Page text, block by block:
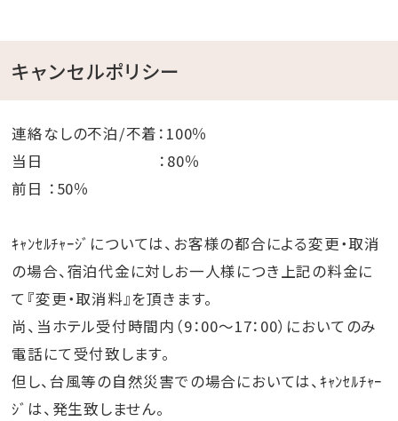
青森県五所川原市の大型立ねぶた制作者 (福士裕朗
氏) によって制作された琉球妖怪ねぶた。
青森から2,600㎞超の距離を渡り沖縄(読谷村)へ届け
られました。
ねぶた師がねぶた作品に吹き込む命、本物こその迫力、
技の極みをご鑑賞ください。
３：琉球妖怪大図鑑（刊行・琉球新報社）
琉球妖怪イベントは、図書「琉球妖怪大図鑑」の著書で
ある小原猛氏と絵を手がけた三木静氏に協力頂いてお
ります。
琉球妖怪の世界を知れば実に面白い。
当イベントを通して、皆さんに琉球妖怪の魅力がさらに
伝わり、
キャンセルポリシー
連絡なしの不泊/不着：100％
当日 ：80％
前日 ：50％
ｷｬﾝｾﾙﾁｬｰｼﾞについては、お客様の都合による変更・取消
の場合、宿泊代金に対しお一人様につき上記の料金に
て『変更・取消料』を頂きます。
尚、当ホテル受付時間内（9：00～17：00）においてのみ
電話にて受付致します。
但し、台風等の自然災害での場合においては、ｷｬﾝｾﾙﾁｬｰ
ｼﾞは、発生致しません。